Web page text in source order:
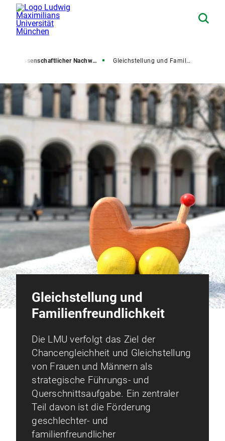
Wissenschaftlicher Nachwuchs Gleichstellung und Familienfreundlichkeit
Gleichstellung und
Familienfreundlichkeit
Die LMU verfolgt das Ziel der
Chancengleichheit und Gleichstellung
von Frauen und Männern als
strategische Führungs- und
Querschnittsaufgabe. Ein zentraler
Teil davon ist die Förderung
geschlechter- und
familienfreundlicher